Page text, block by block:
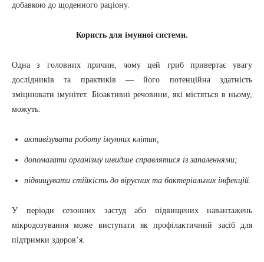
добавкою до щоденного раціону.
Користь для імунної системи.
Одна з головних причин, чому цей гриб привертає увагу
дослідників та практиків — його потенційна здатність
зміцнювати імунітет. Біоактивні речовини, які містяться в ньому,
можуть:
активізувати роботу імунних клітин;
допомагати організму швидше справлятися із запаленнями;
підвищувати стійкість до вірусних та бактеріальних інфекцій.
У періоди сезонних застуд або підвищених навантажень
мікродозування може виступати як профілактичний засіб для
підтримки здоров’я.